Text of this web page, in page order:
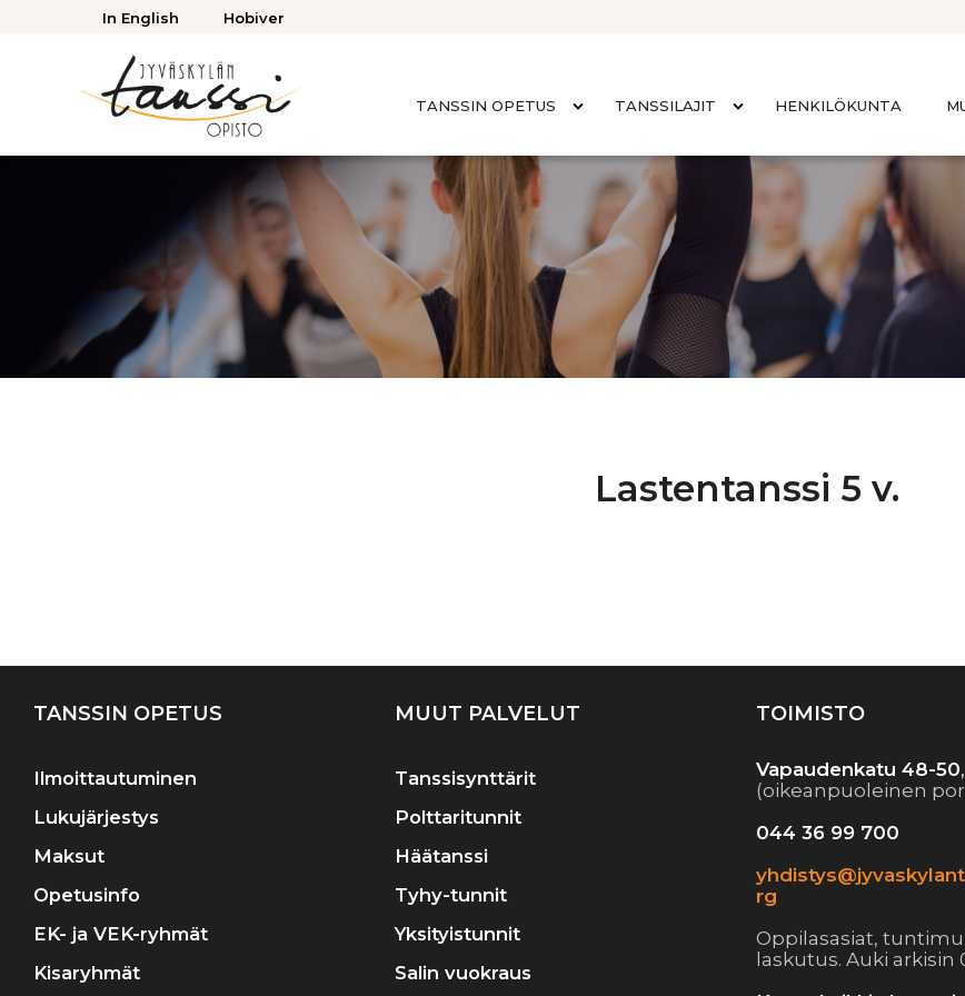
In English Hobiver
Jyväskylän
TANSSIN OPETUS TANSSILAJIT HENKILÖKUNTA
Lastentanssi 5 v.
TANSSIN OPETUS
Ilmoittautuminen
Lukujärjestys
Maksut
Opetusinfo
EK- ja VEK-ryhmät
Kisaryhmät
MUUT PALVELUT
Tanssisynttärit
Polttaritunnit
Häätanssi
Tyhy-tunnit
Yksityistunnit
Salin vuokraus
TOIMISTO
Vapaudenkatu 48-50,
(oikeanpuoleinen
044 36 99 700
rg
Oppilasasiat,
laskutus. Auki arkisin